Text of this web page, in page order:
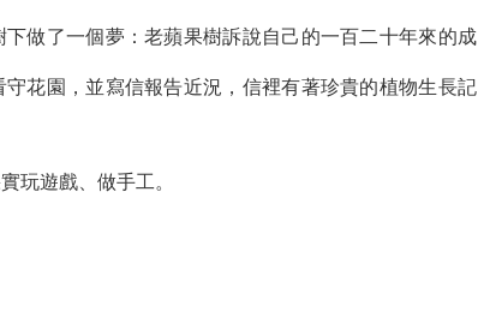
做了一個夢：老蘋果樹訴說自己的一百二十年來的成
花園，並寫信報告近況，信裡有著珍貴的植物生長記
玩遊戲、做手工。